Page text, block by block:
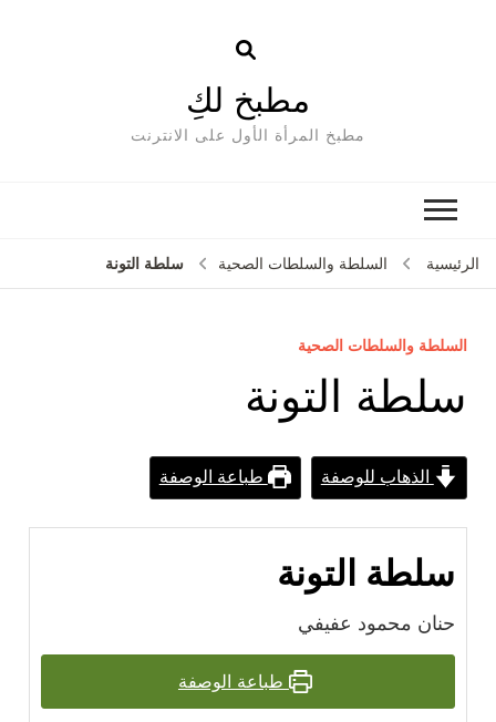
مطبخ لكِ
مطبخ المرأة الأول على الانترنت
الرئيسية السلطة والسلطات الصحية سلطة التونة
السلطة والسلطات الصحية
سلطة التونة
الذهاب للوصفة طباعة الوصفة
سلطة التونة
حنان محمود عفيفي
طباعة الوصفة